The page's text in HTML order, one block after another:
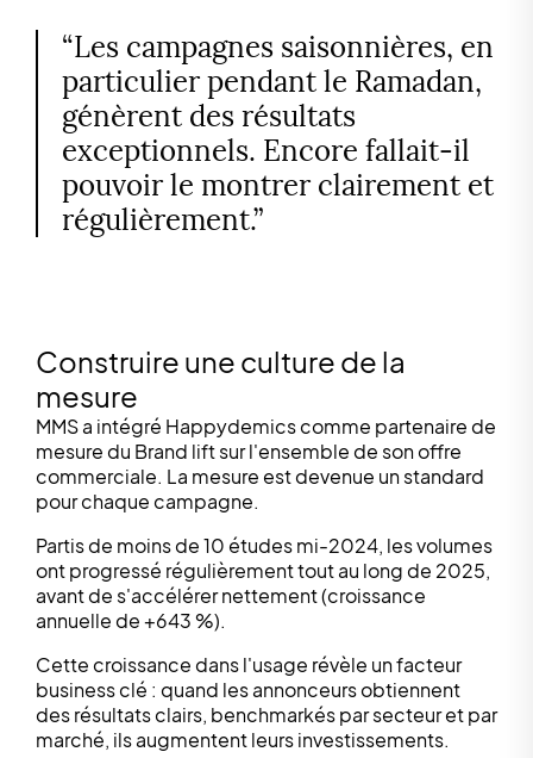
“Les campagnes saisonnières, en
particulier pendant le Ramadan,
génèrent des résultats
exceptionnels. Encore fallait-il
pouvoir le montrer clairement et
régulièrement.”
Construire une culture de la
mesure
MMS a intégré Happydemics comme partenaire de
mesure du Brand lift sur l'ensemble de son offre
commerciale. La mesure est devenue un standard
pour chaque campagne.
Partis de moins de 10 études mi-2024, les volumes
ont progressé régulièrement tout au long de 2025,
avant de s'accélérer nettement (croissance
annuelle de +643 %).
Cette croissance dans l'usage révèle un facteur
business clé : quand les annonceurs obtiennent
des résultats clairs, benchmarkés par secteur et par
marché, ils augmentent leurs investissements.